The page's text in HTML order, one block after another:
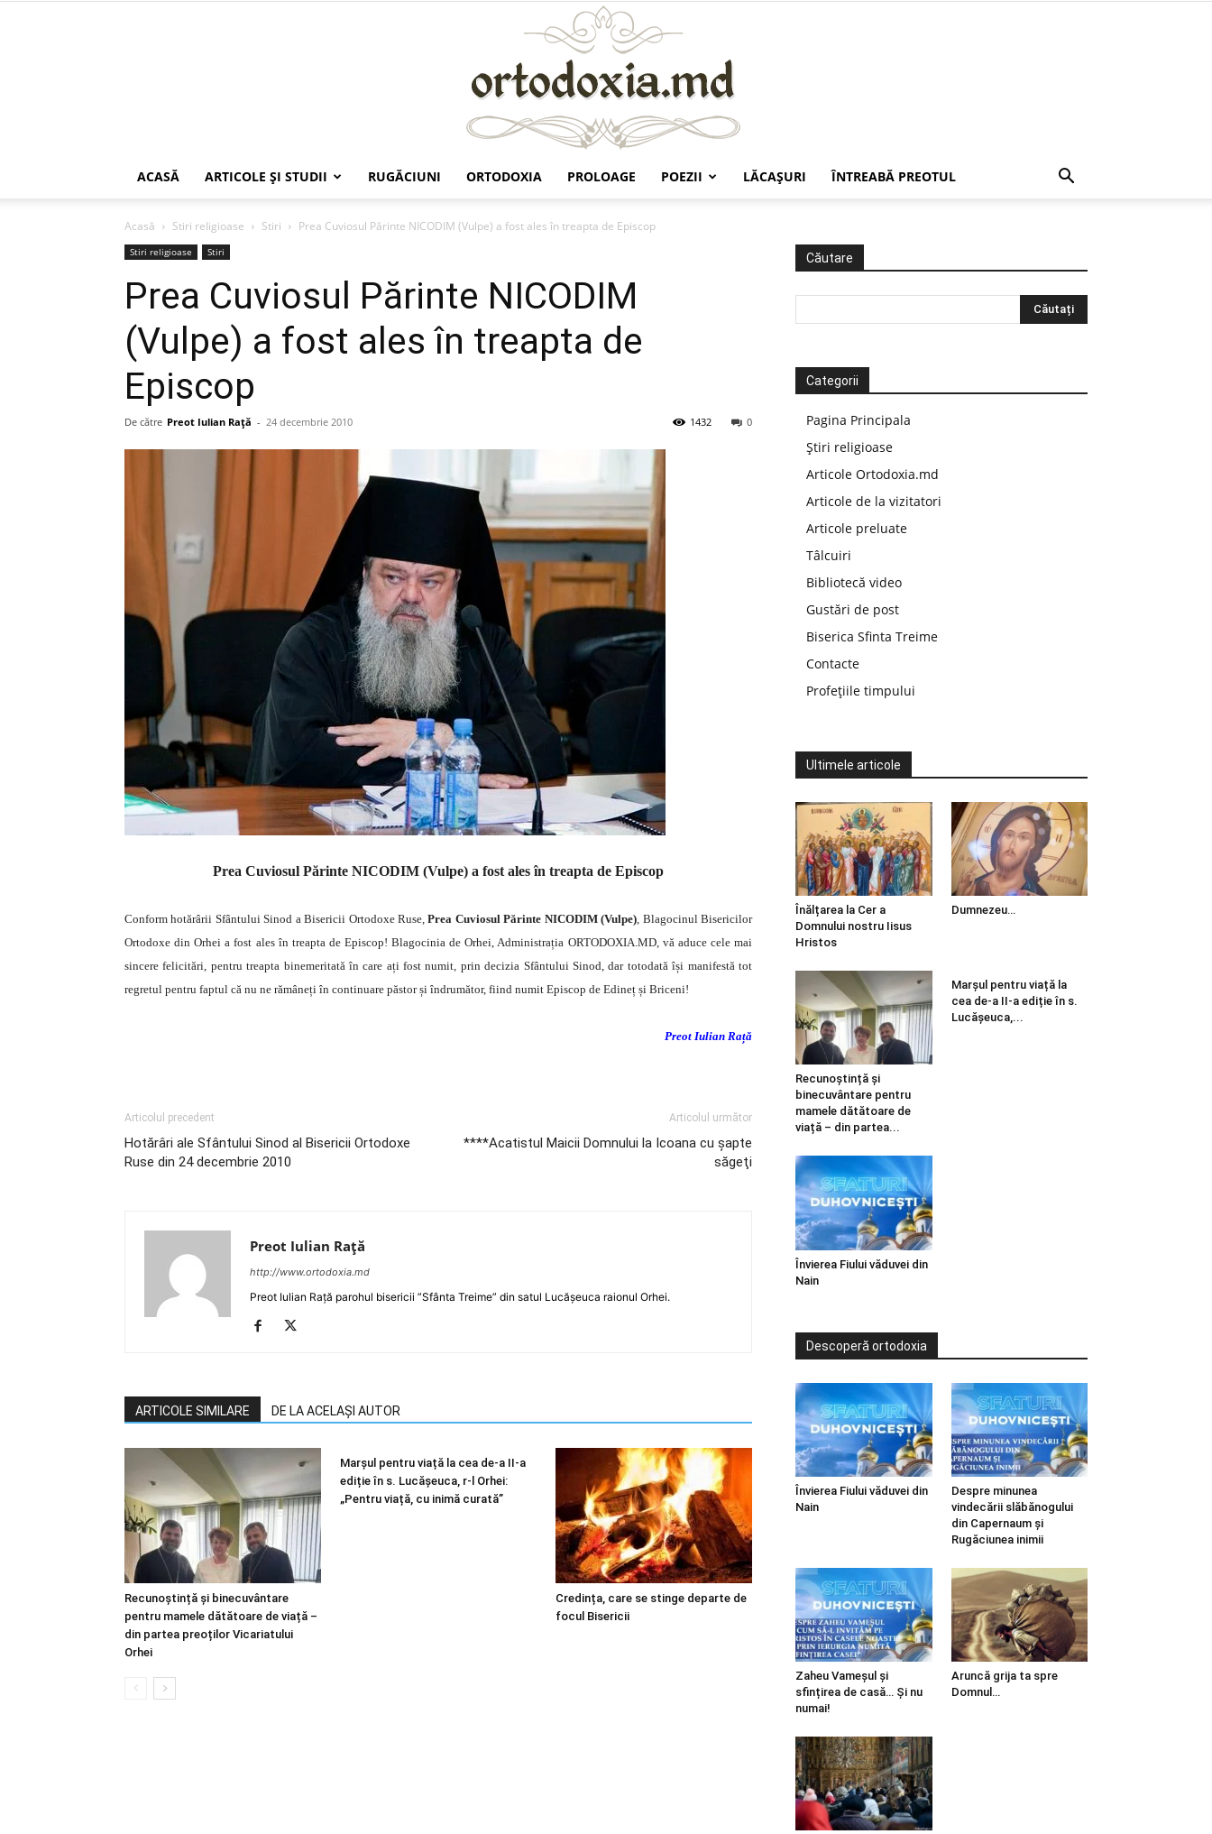
ACASĂ ARTICOLE ŞI STUDII RUGĂCIUNI ORTODOXIA PROLOAGE POEZII LĂCAŞURI ÎNTREABĂ PREOTUL
Acasă Stiri religioase Stiri Prea Cuviosul Părinte NICODIM (Vulpe) a fost ales în treapta de Episcop
Stiri religioase Stiri
Prea Cuviosul Părinte NICODIM
(Vulpe) a fost ales în treapta de
Episcop
De către Preot Iulian Raţă - 24 decembrie 2010 0
1432
Prea Cuviosul Părinte NICODIM (Vulpe) a fost ales în treapta de Episcop
Conform hotărârii Sfântului Sinod a Bisericii Ortodoxe Ruse,Prea Cuviosul Părinte NICODIM (Vulpe), Blagocinul Bisericilor
Ortodoxe din Orhei a fost ales în treapta de Episcop!Blagocinia de Orhei, Administrația ORTODOXIA.MD, vă aduce cele mai
sincere felicitări, pentru treapta binemeritată în care ați fost numit, prin decizia Sfântului Sinod, dar totodată își manifestă tot
regretul pentru faptul că nu ne rămâneți în continuare păstor și îndrumător, fiind numit Episcop de Edineț și Briceni!
Preot Iulian Rață
Articolul precedent
Hotărâri ale Sfântului Sinod al Bisericii Ortodoxe
Ruse din 24 decembrie 2010
Articolul următor
****Acatistul Maicii Domnului la Icoana cu şapte
săgeţi
Preot Iulian Raţă
http://www.ortodoxia.md
Preot Iulian Rață parohul bisericii ”Sfânta Treime” din satul Lucășeuca raionul Orhei.
ARTICOLE SIMILARE DE LA ACELAȘI AUTOR
Recunoștință și binecuvântare
pentru mamele dătătoare de viață –
din partea preoților Vicariatului
Orhei
Marșul pentru viață la cea de-a II-a
ediție în s. Lucășeuca, r-l Orhei:
„Pentru viață, cu inimă curată”
Credința, care se stinge departe de
focul Bisericii
Căutare
Categorii
Pagina Principala
Știri religioase
Articole Ortodoxia.md
Articole de la vizitatori
Articole preluate
Tâlcuiri
Bibliotecă video
Gustări de post
Biserica Sfinta Treime
Contacte
Profețiile timpului
Ultimele articole
Înălțarea la Cer a
Domnului nostru Iisus
Hristos
Dumnezeu…
Recunoștință și
binecuvântare pentru
mamele dătătoare de
viață – din partea...
Marșul pentru viață la
cea de-a II-a ediție în s.
Lucășeuca,...
Învierea Fiului văduvei din
Nain
Descoperă ortodoxia
Învierea Fiului văduvei din
Nain
Despre minunea
vindecării slăbănogului
din Capernaum și
Rugăciunea inimii
Zaheu Vameșul și
sfințirea de casă… Și nu
numai!
Aruncă grija ta spre
Domnul…